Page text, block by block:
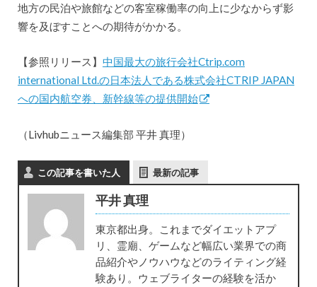
地方の民泊や旅館などの客室稼働率の向上に少なからず影
響を及ぼすことへの期待がかかる。
【参照リリース】 中国最大の旅行会社Ctrip.com
international Ltd.の日本法人である株式会社CTRIP JAPAN
への国内航空券、新幹線等の提供開始
（Livhubニュース編集部 平井 真理）
この記事を書いた人 最新の記事
平井 真理
東京都出身。これまでダイエットアプ
リ、霊廟、ゲームなど幅広い業界での商
品紹介やノウハウなどのライティング経
験あり。ウェブライターの経験を活か